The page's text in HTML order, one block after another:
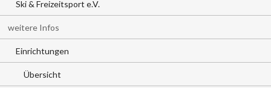
Ski & Freizeitsport e.V.
weitere Infos
Einrichtungen
Übersicht